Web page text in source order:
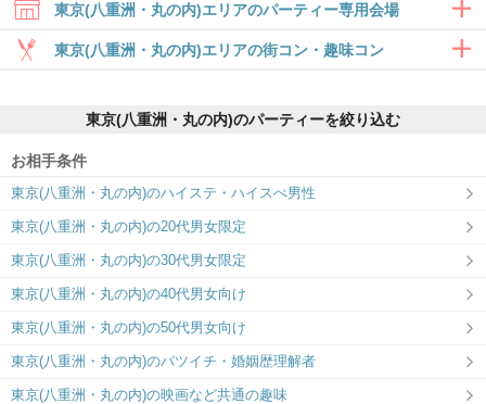
東京(八重洲・丸の内)エリアのパーティー専用会場
東京ラウンジ5F
関東エリア最大規模の会場で運命の出会
【IBJ Matching】洗練された大人のラウ
東京(八重洲・丸の内)エリアの街コン・趣味コン
6対6～｜食事・ドリンク付きグループト
東京(八重洲・丸の内)のパーティーを絞り込む
お相手条件
東京(八重洲・丸の内)のハイステ・ハイスぺ男性
東京(八重洲・丸の内)の20代男女限定
東京(八重洲・丸の内)の30代男女限定
東京(八重洲・丸の内)の40代男女向け
東京(八重洲・丸の内)の50代男女向け
東京(八重洲・丸の内)のバツイチ・婚姻歴理解者
東京(八重洲・丸の内)の映画など共通の趣味